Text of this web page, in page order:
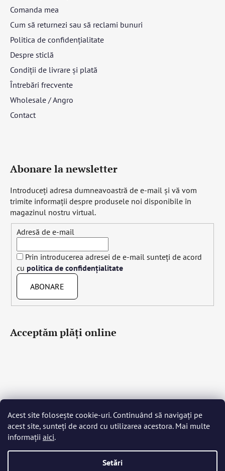
Acest site folosește cookie-uri. Continuând să navigați pe
acest site, sunteți de acord cu utilizarea acestora. Mai multe
informații aici.
Setări
Comanda mea
Cum să returnezi sau să reclami bunuri
Politica de confidențialitate
Despre sticlă
Condiții de livrare și plată
Întrebări frecvente
Wholesale / Angro
Contact
Abonare la newsletter
Introduceţi adresa dumneavoastră de e-mail şi vă vom
trimite informaţii despre produsele noi disponibile în
magazinul nostru virtual.
Adresă de e-mail
Prin introducerea adresei de e-mail sunteți de acord
cu politica de confidențialitate
ABONARE
Acceptăm plăţi online
Čeština Slovenčina English Deutsch Magyar
Język polski
Română Italiano Español Français
Português
Nederlands Українська Ελληνικά Svenska Dansk